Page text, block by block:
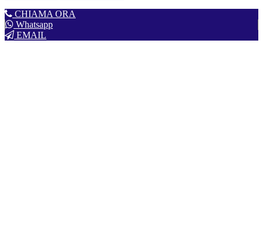
CHIAMA ORA
Whatsapp
EMAIL